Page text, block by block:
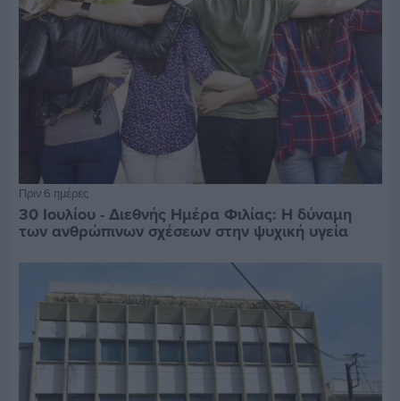
Πριν 6 ημέρες
30 Ιουλίου - Διεθνής Ημέρα Φιλίας: Η δύναμη
των ανθρώπινων σχέσεων στην ψυχική υγεία